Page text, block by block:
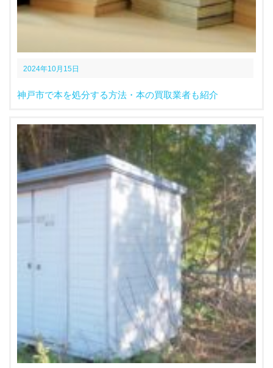
2024年10月15日
神戸市で本を処分する方法・本の買取業者も紹介